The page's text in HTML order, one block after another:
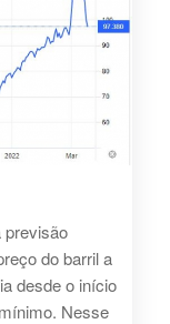
previsão
do barril a
desde o início
Nesse